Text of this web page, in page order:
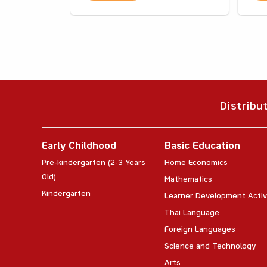
Early Childhood
Pre-kindergarten (2-3 Years
Old)
Kindergarten
Basic Education
Home Economics
Mathematics
Learner Development
Thai Language
Foreign Languages
Science and Technology
Arts